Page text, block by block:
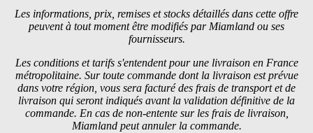
Les informations, prix, remises et stocks détaillés dans cette offre
peuvent à tout moment être modifiés par Miamland ou ses
fournisseurs.
Les conditions et tarifs s'entendent pour une livraison en France
métropolitaine. Sur toute commande dont la livraison est prévue
dans votre région, vous sera facturé des frais de transport et de
livraison qui seront indiqués avant la validation définitive de la
commande. En cas de non-entente sur les frais de livraison,
Miamland peut annuler la commande.